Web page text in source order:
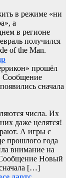
в режиме «ни
а
в регионе
получился
of the Man.
прошёл
Сообщение
сначала
числа. Их
даже целятся!
А игры с
прошлого года
внимание на
Сообщение Новый
[…]